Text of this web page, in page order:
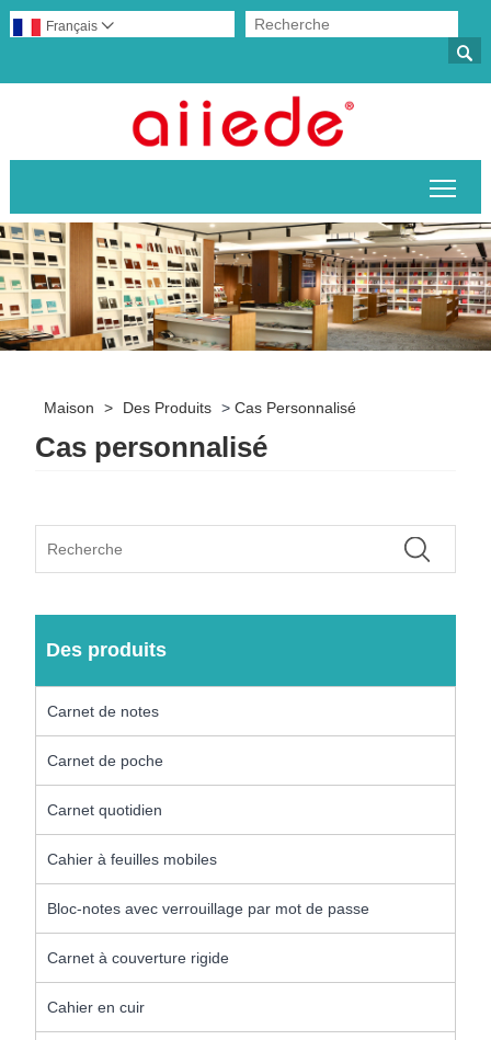

Français 
Maison > Des Produits >Cas Personnalisé
Cas personnalisé
Des produits
Carnet de notes
Carnet de poche
Carnet quotidien
Cahier à feuilles mobiles
Bloc-notes avec verrouillage par mot de passe
Carnet à couverture rigide
Cahier en cuir